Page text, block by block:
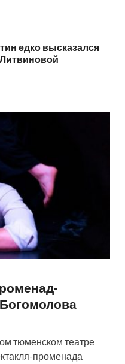
едко высказался
Богомолова
тюменском театре
променада